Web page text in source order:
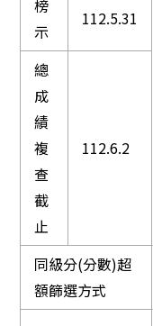
榜
示
112.5.31
總
成
績
複
查
截
止
112.6.2
同級分(分數)超
額篩選方式